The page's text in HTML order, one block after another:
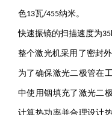
色13瓦/455纳米。
快速振镜的扫描速度为35
整个激光机采用了密封
为了确保激光二极管在
中使用铟填充了激光二
计算热功率并合理设计